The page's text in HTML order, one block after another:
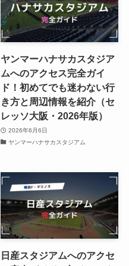
ヤンマーハナサカスタジア
ムへのアクセス完全ガイ
ド！初めてでも迷わない行
き方と周辺情報を紹介（セ
レッソ大阪・2026年版）
2026年6月6日
ヤンマーハナサカスタジアム
日産スタジアムへのアクセ